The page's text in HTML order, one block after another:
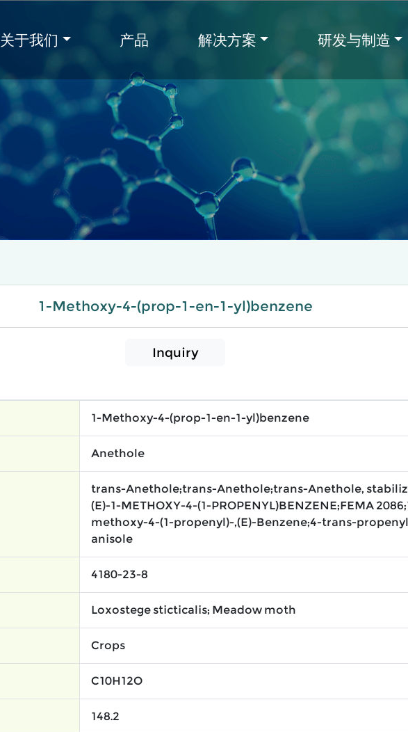
关于我们 产品 解决方案 研发与制造
1-Methoxy-4-(prop-1-en-1-yl)benzene​
Inquiry
1-Methoxy-4-(prop-1-en-1-yl)benzene​
Anethole
trans-Anethole;trans-Anethole;trans-Anethole,
(E)-1-METHOXY-4-(1-PROPENYL)BENZENE;FEMA
methoxy-4-(1-propenyl)-,(E)-Benzene;4-trans-
anisole
4180-23-8
Loxostege sticticalis; Meadow moth
Crops
C10H12O
148.2